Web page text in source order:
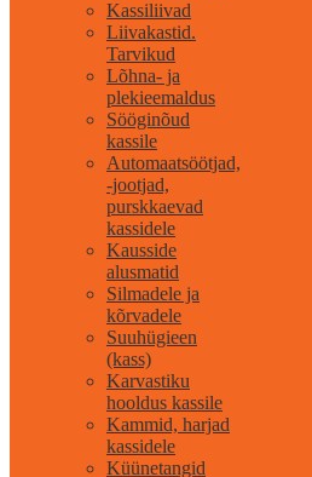
Kassiliivad
Liivakastid.
Tarvikud
Lõhna- ja
plekieemaldus
Sööginõud
kassile
Automaatsöötjad,
-jootjad,
purskkaevad
kassidele
Kausside
alusmatid
Silmadele ja
kõrvadele
Suuhügieen
(kass)
Karvastiku
hooldus kassile
Kammid, harjad
kassidele
Küünetangid